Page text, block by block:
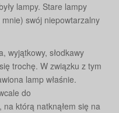
lampy. Stare lampy
swój niepowtarzalny
wyjątkowy, słodkawy
trochę. W związku z tym
lamp właśnie.
do
którą natknąłem się na